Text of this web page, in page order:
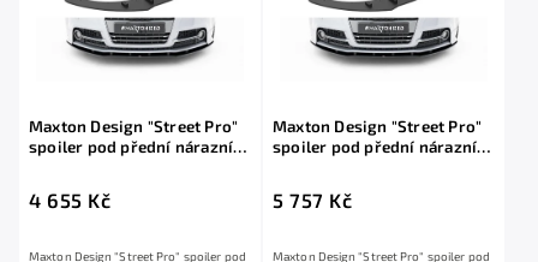
Maxton Design "Street Pro"
spoiler pod přední nárazník
povrchové úpravy
4 655 Kč
Maxton Design "Street Pro" spoiler pod
Maxton Design "Street Pro"
spoiler pod přední nárazník
povrchové úpravy, s
5 757 Kč
Maxton Design "Street Pro" spoiler pod